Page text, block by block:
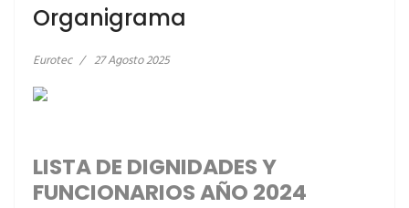
Organigrama
Eurotec 27 Agosto 2025
LISTA DE DIGNIDADES Y
FUNCIONARIOS AÑO 2024